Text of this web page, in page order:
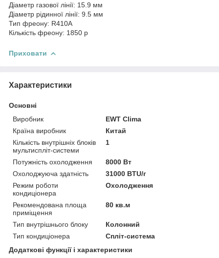
Діаметр газової лінії: 15.9 мм
Діаметр рідинної лінії: 9.5 мм
Тип фреону: R410A
Кількість фреону: 1850 р
Приховати
Характеристики
Основні
Виробник
EWT Clima
Країна виробник
Китай
Кількість внутрішніх блоків
мультиспліт-системи
1
Потужність охолодження
8000 Вт
Охолоджуюча здатність
31000 BTU/г
Режим роботи
кондиціонера
Охолодження
Рекомендована площа
приміщення
80 кв.м
Тип внутрішнього блоку
Колонний
Тип кондиціонера
Спліт-система
Додаткові функції і характеристики